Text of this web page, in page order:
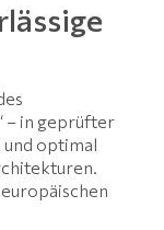
– in geprüfter
optimal